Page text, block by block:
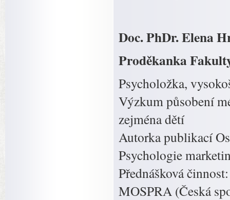
Doc. PhDr. Elena
Proděkanka
Psycholožka,
Výzkum působení
zejména dětí
Autorka publikací
Psychologie
Přednášková
MOSPRA (Česká